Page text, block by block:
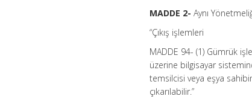
MADDE 2-Aynı
“Çıkış işlemleri
MADDE 94- (1) Gümrük
üzerine bilgisayar
temsilcisi veya eşya
çıkarılabilir.”